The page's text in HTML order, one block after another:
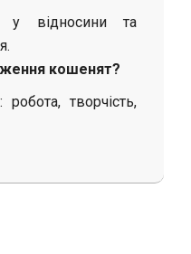
у відносини та
кошенят?
творчість,